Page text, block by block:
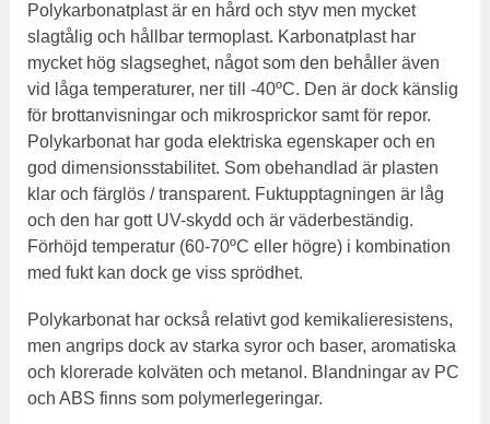
Polykarbonatplast är en hård och styv men mycket
slagtålig och hållbar termoplast. Karbonatplast har
mycket hög slagseghet, något som den behåller även
vid låga temperaturer, ner till -40ºC. Den är dock känslig
för brottanvisningar och mikrosprickor samt för repor.
Polykarbonat har goda elektriska egenskaper och en
god dimensionsstabilitet. Som obehandlad är plasten
klar och färglös / transparent. Fuktupptagningen är låg
och den har gott UV-skydd och är väderbeständig.
Förhöjd temperatur (60-70ºC eller högre) i kombination
med fukt kan dock ge viss sprödhet.
Polykarbonat har också relativt god kemikalieresistens,
men angrips dock av starka syror och baser, aromatiska
och klorerade kolväten och metanol. Blandningar av PC
och ABS finns som polymerlegeringar.